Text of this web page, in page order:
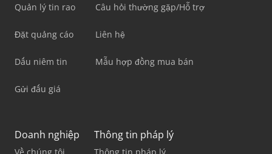
Quản lý tin rao
Đặt quảng cáo
Dấu niêm tin
Gửi đấu giá
Câu hỏi thường gặp/Hỗ trợ
Liên hệ
Mẫu hợp đồng mua bán
Doanh nghiệp Thông tin pháp lý